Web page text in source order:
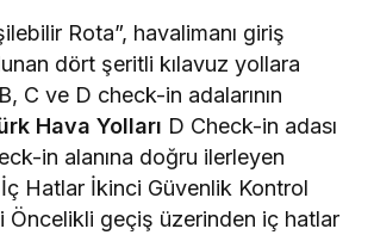
Rota”, havalimanı giriş
dört şeritli kılavuz yollara
C ve D check-in adalarının
Hava Yolları D Check-in adası
in alanına doğru ilerleyen
Hatlar İkinci Güvenlik Kontrol
Öncelikli geçiş üzerinden iç hatlar